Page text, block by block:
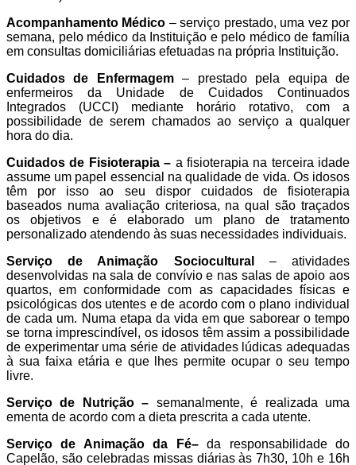
Acompanhamento Médico – serviço prestado, uma vez por
semana, pelo médico da Instituição e pelo médico de família
em consultas domiciliárias efetuadas na própria Instituição.
Cuidados de Enfermagem– prestado pela equipa de
enfermeiros da Unidade de Cuidados Continuados
Integrados (UCCI) mediante horário rotativo, com a
possibilidade de serem chamados ao serviço a qualquer
hora do dia.
Cuidados de Fisioterapia – a fisioterapia na terceira idade
assume um papel essencial na qualidade de vida. Os idosos
têm por isso ao seu dispor cuidados de fisioterapia
baseados numa avaliação criteriosa, na qual são traçados
os objetivos e é elaborado um plano de tratamento
personalizado atendendo às suas necessidades individuais.
Serviço de Animação Sociocultural
– atividades
desenvolvidas na sala de convívio e nas salas de apoio aos
quartos, em conformidade com as capacidades físicas e
psicológicas dos utentes e de acordo com o plano individual
de cada um. Numa etapa da vida em que saborear o tempo
se torna imprescindível, os idosos têm assim a possibilidade
de experimentar uma série de atividades lúdicas adequadas
à sua faixa etária e que lhes permite ocupar o seu tempo
livre.
Serviço de Nutrição – semanalmente, é realizada uma
ementa de acordo com a dieta prescrita a cada utente.
Serviço de Animação da Fé–da responsabilidade do
Capelão, são celebradas missas diárias às 7h30, 10h e 16h